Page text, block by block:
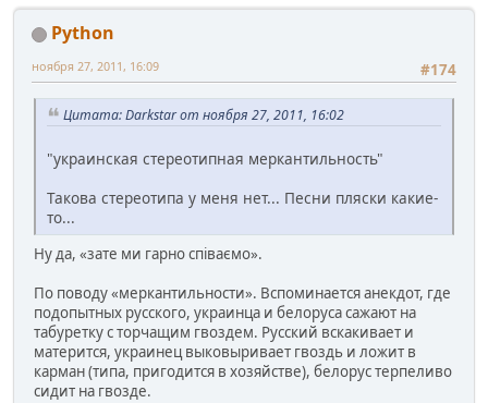
Python
#174
ноября 27, 2011, 16:09
Цитата: Darkstar от ноября 27, 2011, 16:02
"украинская стереотипная меркантильность"
Такова стереотипа у меня нет... Песни пляски какие-
то...
Ну да, «зате ми гарно співаємо».
По поводу «меркантильности». Вспоминается анекдот, где
подопытных русского, украинца и белоруса сажают на
табуретку с торчащим гвоздем. Русский вскакивает и
матерится, украинец выковыривает гвоздь и ложит в
карман (типа, пригодится в хозяйстве), белорус терпеливо
сидит на гвозде.